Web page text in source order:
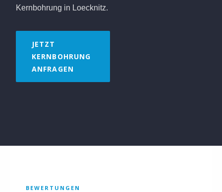
Kernbohrung in Loecknitz.
JETZT
KERNBOHRUNG
ANFRAGEN
BEWERTUNGEN